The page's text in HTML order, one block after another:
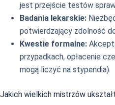
jest przejście testów
Badania lekarskie:
potwierdzający zdolność
Kwestie formalne:
przypadkach, opłacenie
mogą liczyć na stypendia).
Jakich wielkich mistrzów